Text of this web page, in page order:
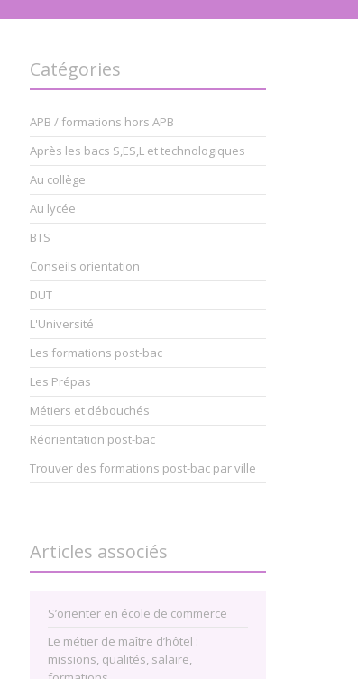
Catégories
APB / formations hors APB
Après les bacs S,ES,L et technologiques
Au collège
Au lycée
BTS
Conseils orientation
DUT
L'Université
Les formations post-bac
Les Prépas
Métiers et débouchés
Réorientation post-bac
Trouver des formations post-bac par ville
Articles associés
S’orienter en école de commerce
Le métier de maître d’hôtel :
missions, qualités, salaire,